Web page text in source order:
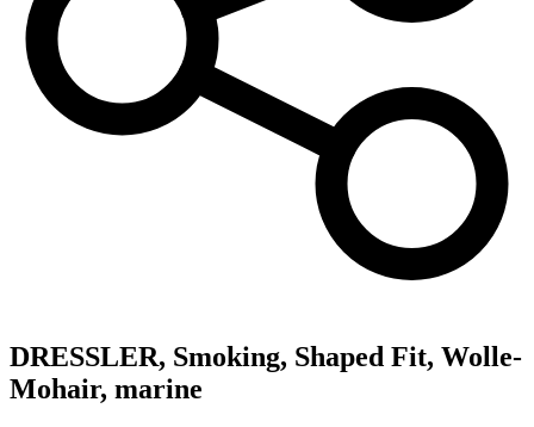
DRESSLER, Smoking, Shaped Fit, Wolle-
Mohair, marine